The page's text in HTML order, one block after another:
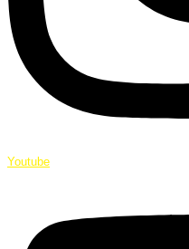
Youtube